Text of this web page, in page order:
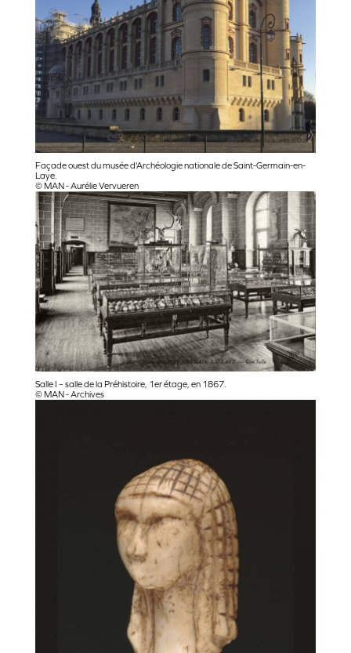
Façade ouest du musée d'Archéologie nationale de Saint-Germain-en-
Laye.
© MAN - Aurélie Vervueren
Salle I – salle de la Préhistoire, 1er étage, en 1867.
© MAN - Archives